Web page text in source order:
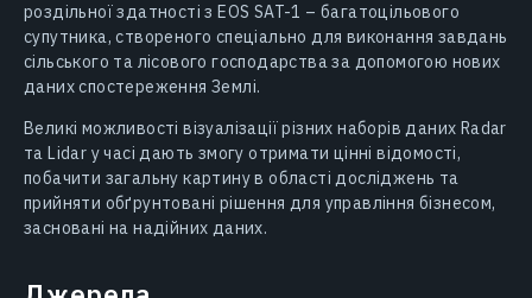
роздільної здатності з EOS SAT-1 – багатоцільового
супутника, створеного спеціально для виконання завдань
сільського та лісового господарства за допомогою нових
даних спостереження Землі.
Великі можливості візуалізації різних наборів даних Radar
та Lidar у часі дають змогу отримати цінні відомості,
побачити загальну картину в області досліджень та
прийняти обґрунтовані рішення для управління бізнесом,
засновані на надійних даних.